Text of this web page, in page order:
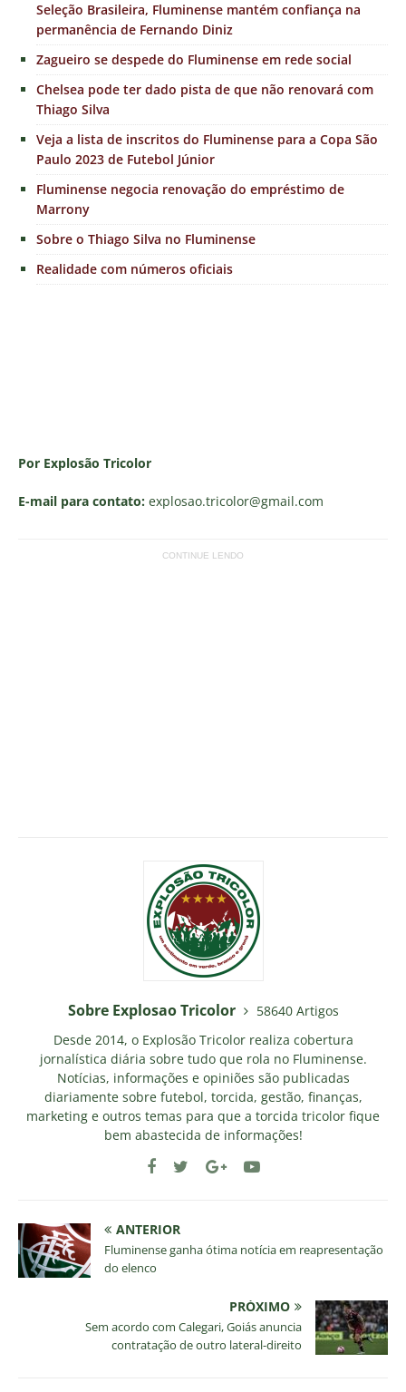
Seleção Brasileira, Fluminense mantém confiança na
permanência de Fernando Diniz
Zagueiro se despede do Fluminense em rede social
Chelsea pode ter dado pista de que não renovará com
Thiago Silva
Veja a lista de inscritos do Fluminense para a Copa São
Paulo 2023 de Futebol Júnior
Fluminense negocia renovação do empréstimo de
Marrony
Sobre o Thiago Silva no Fluminense
Realidade com números oficiais
Por Explosão Tricolor
E-mail para contato: explosao.tricolor@gmail.com
CONTINUE LENDO
Sobre Explosao Tricolor
58640 Artigos
Desde 2014, o Explosão Tricolor realiza cobertura
jornalística diária sobre tudo que rola no Fluminense.
Notícias, informações e opiniões são publicadas
diariamente sobre futebol, torcida, gestão, finanças,
marketing e outros temas para que a torcida tricolor fique
bem abastecida de informações!
ANTERIOR
Fluminense ganha ótima notícia em reapresentação
do elenco
PRÓXIMO
Sem acordo com Calegari, Goiás anuncia
contratação de outro lateral-direito